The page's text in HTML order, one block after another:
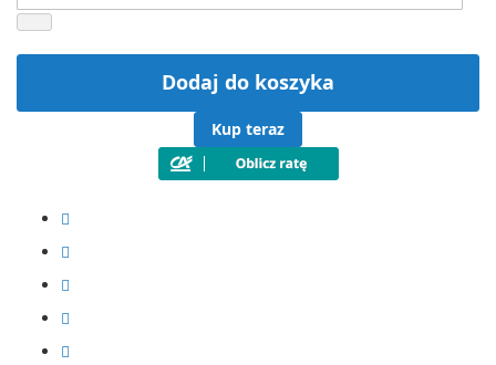
Dodaj do koszyka
Kup teraz